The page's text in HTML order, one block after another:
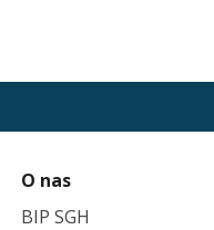
O nas
BIP SGH